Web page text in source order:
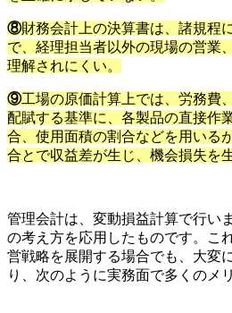
⑧財務会計上の決算書は、諸規程
で、経理担当者以外の現場の営業
理解されにくい。
⑨工場の原価計算上では、労務費
配賦する基準に、各製品の直接作
合、使用面積の割合などを用いる
合とで収益差が生じ、機会損失を
管理会計は、変動損益計算で行い
の考え方を応用したものです。こ
営戦略を展開する場合でも、大変
り、次のように実務面で多くのメ